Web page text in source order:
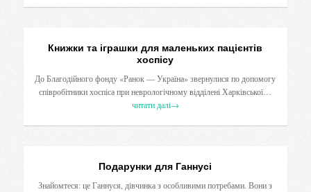
Книжки та іграшки для маленьких пацієнтів
хоспісу
До Благодійного фонду «Ранок — Україна» звернулися по допомогу
співробітники хоспіса при неврологічному відділені Харківської…
читати далі→
Подарунки для Ганнусі
Знайомтеся: це Ганнуся, дівчинка з особливими потребами. Вони з